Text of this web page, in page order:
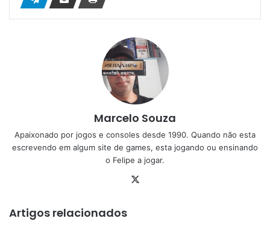
Marcelo Souza
Apaixonado por jogos e consoles desde 1990. Quando não esta
escrevendo em algum site de games, esta jogando ou ensinando
o Felipe a jogar.
Artigos relacionados